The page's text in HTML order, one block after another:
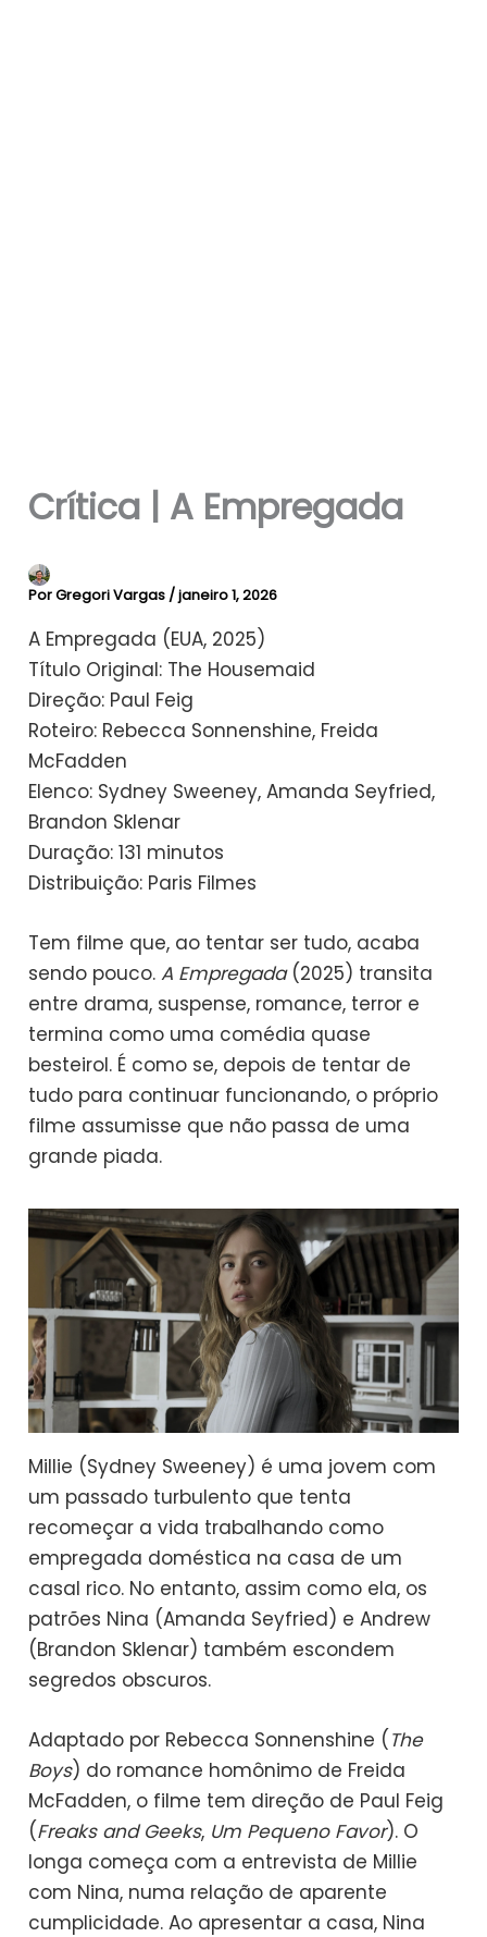
Crítica | A Empregada
PorGregori Vargas /janeiro 1, 2026
A Empregada (EUA, 2025)
Título Original: The Housemaid
Direção: Paul Feig
Roteiro: Rebecca Sonnenshine, Freida
McFadden
Elenco: Sydney Sweeney, Amanda Seyfried,
Brandon Sklenar
Duração: 131 minutos
Distribuição: Paris Filmes
Tem filme que, ao tentar ser tudo, acaba
sendo pouco.A Empregada(2025) transita
entre drama, suspense, romance, terror e
termina como uma comédia quase
besteirol. É como se, depois de tentar de
tudo para continuar funcionando, o próprio
filme assumisse que não passa de uma
grande piada.
Millie (Sydney Sweeney) é uma jovem com
um passado turbulento que tenta
recomeçar a vida trabalhando como
empregada doméstica na casa de um
casal rico. No entanto, assim como ela, os
patrões Nina (Amanda Seyfried) e Andrew
(Brandon Sklenar) também escondem
segredos obscuros.
Adaptado por Rebecca Sonnenshine ( The
Boys) do romance homônimo de Freida
McFadden, o filme tem direção de Paul Feig
(Freaks and Geeks, Um Pequeno Favor). O
longa começa com a entrevista de Millie
com Nina, numa relação de aparente
cumplicidade. Ao apresentar a casa, Nina